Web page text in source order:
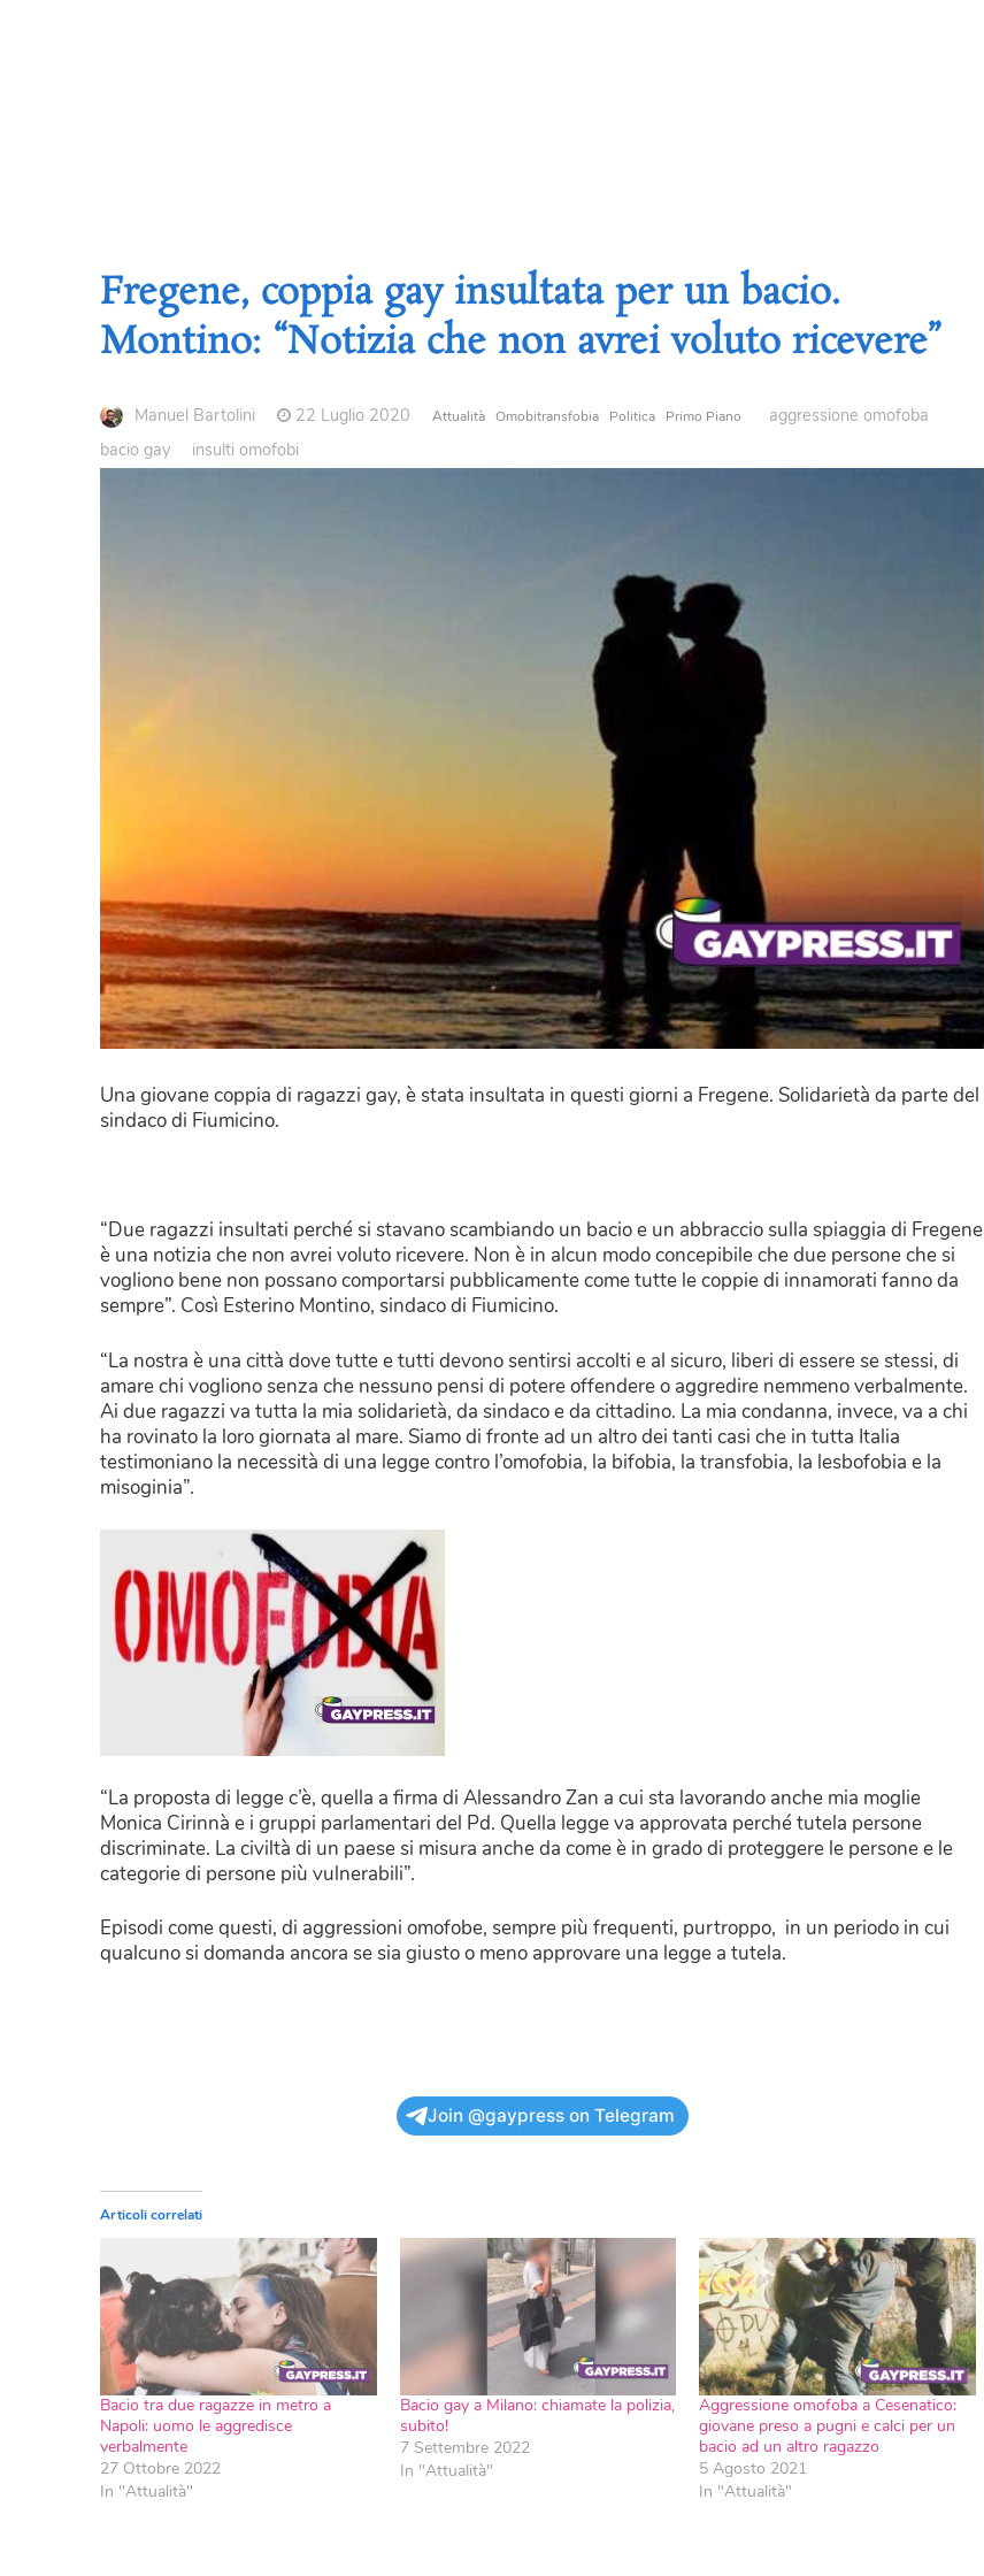
Fregene, coppia gay insultata per un bacio.
Montino: “Notizia che non avrei voluto ricevere”
Manuel Bartolini 22 Luglio 2020 Attualità Omobitransfobia Politica Primo Piano
aggressione omofoba
bacio gay
insulti omofobi
Una giovane coppia di ragazzi gay, è stata insultata in questi giorni a Fregene. Solidarietà da parte del
sindaco di Fiumicino.
“Due ragazzi insultati perché si stavano scambiando un bacio e un abbraccio sulla spiaggia di Fregene
è una notizia che non avrei voluto ricevere. Non è in alcun modo concepibile che due persone che si
vogliono bene non possano comportarsi pubblicamente come tutte le coppie di innamorati fanno da
sempre”. Così Esterino Montino, sindaco di Fiumicino.
“La nostra è una città dove tutte e tutti devono sentirsi accolti e al sicuro, liberi di essere se stessi, di
amare chi vogliono senza che nessuno pensi di potere offendere o aggredire nemmeno verbalmente.
Ai due ragazzi va tutta la mia solidarietà, da sindaco e da cittadino. La mia condanna, invece, va a chi
ha rovinato la loro giornata al mare. Siamo di fronte ad un altro dei tanti casi che in tutta Italia
testimoniano la necessità di una legge contro l’omofobia, la bifobia, la transfobia, la lesbofobia e la
misoginia”.
“La proposta di legge c’è, quella a firma di Alessandro Zan a cui sta lavorando anche mia moglie
Monica Cirinnà e i gruppi parlamentari del Pd. Quella legge va approvata perché tutela persone
discriminate. La civiltà di un paese si misura anche da come è in grado di proteggere le persone e le
categorie di persone più vulnerabili”.
Episodi come questi, di aggressioni omofobe, sempre più frequenti, purtroppo, in un periodo in cui
qualcuno si domanda ancora se sia giusto o meno approvare una legge a tutela.
Join @gaypress on Telegram
Articoli correlati
Bacio tra due ragazze in metro a
Napoli: uomo le aggredisce
verbalmente
27 Ottobre 2022
In "Attualità"
Bacio gay a Milano: chiamate la polizia,
subito!
7 Settembre 2022
In "Attualità"
Aggressione omofoba a Cesenatico:
giovane preso a pugni e calci per un
bacio ad un altro ragazzo
5 Agosto 2021
In "Attualità"